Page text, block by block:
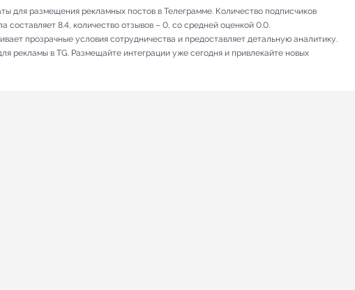
для размещения рекламных постов в Телеграмме. Количество подписчиков
составляет 8.4, количество отзывов – 0, со средней оценкой 0.0.
прозрачные условия сотрудничества и предоставляет детальную аналитику.
рекламы в TG. Размещайте интеграции уже сегодня и привлекайте новых